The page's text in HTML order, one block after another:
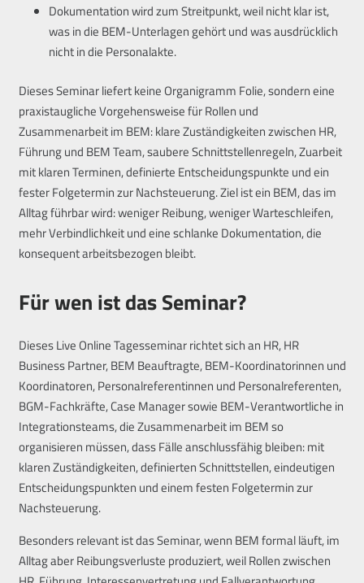
Dokumentation wird zum Streitpunkt, weil nicht klar ist,
was in die BEM-Unterlagen gehört und was ausdrücklich
nicht in die Personalakte.
Dieses Seminar liefert keine Organigramm Folie, sondern eine
praxistaugliche Vorgehensweise für Rollen und
Zusammenarbeit im BEM: klare Zuständigkeiten zwischen HR,
Führung und BEM Team, saubere Schnittstellenregeln, Zuarbeit
mit klaren Terminen, definierte Entscheidungspunkte und ein
fester Folgetermin zur Nachsteuerung. Ziel ist ein BEM, das im
Alltag führbar wird: weniger Reibung, weniger Warteschleifen,
mehr Verbindlichkeit und eine schlanke Dokumentation, die
konsequent arbeitsbezogen bleibt.
Für wen ist das Seminar?
Dieses Live Online Tagesseminar richtet sich an HR, HR
Business Partner, BEM Beauftragte, BEM-Koordinatorinnen und
Koordinatoren, Personalreferentinnen und Personalreferenten,
BGM-Fachkräfte, Case Manager sowie BEM-Verantwortliche in
Integrationsteams, die Zusammenarbeit im BEM so
organisieren müssen, dass Fälle anschlussfähig bleiben: mit
klaren Zuständigkeiten, definierten Schnittstellen, eindeutigen
Entscheidungspunkten und einem festen Folgetermin zur
Nachsteuerung.
Besonders relevant ist das Seminar, wenn BEM formal läuft, im
Alltag aber Reibungsverluste produziert, weil Rollen zwischen